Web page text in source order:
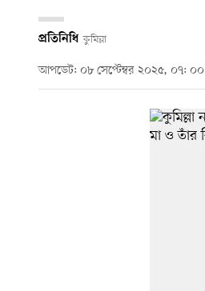
প্রতিনিধি কুমিল্লা
আপডেট: ০৮ সেপ্টেম্বর ২০২৫, ০৭: ০০